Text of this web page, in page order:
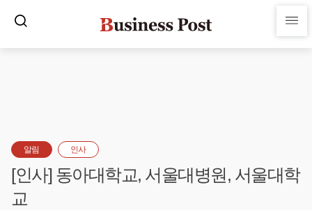
알림 인사
[인사] 동아대학교, 서울대병원, 서울대학
교